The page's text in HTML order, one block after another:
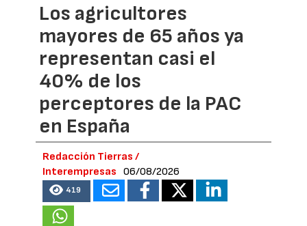
Los agricultores
mayores de 65 años ya
representan casi el
40% de los
perceptores de la PAC
en España
Redacción Tierras /
Interempresas
06/08/2026
419